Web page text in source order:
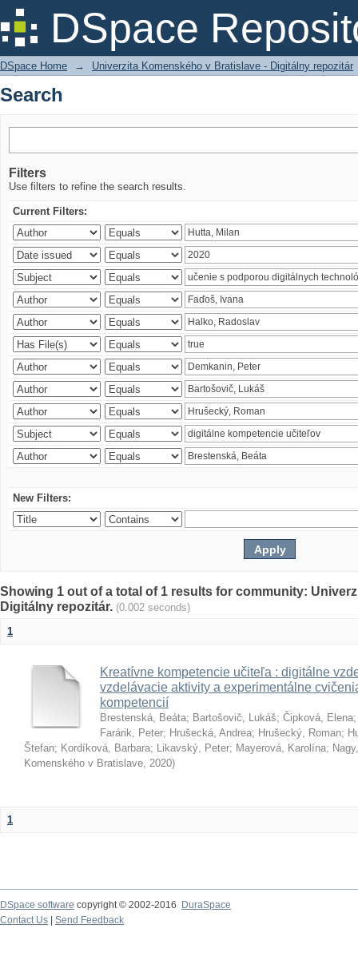
DSpace
Search
DSpace Home → Univerzita Komenského v Bratislave - Digitálny repozitár
Search
Filters
Use filters to refine the search results.
Current Filters:
New Filters:
Showing 1 out of a total of 1 results for community:
Digitálny repozitár. (0.002 seconds)
1
Kreatívne kompetencie učiteľa : digitálne
vzdelávacie aktivity a experimentálne
kompetencií
Brestenská, Beáta; Bartošovič, Lukáš; Čipková, Elena
Farárik, Peter; Hrušecká, Andrea; Hrušecký, Roman;
Štefan; Kordíková, Barbara; Likavský, Peter; Mayerová, Karolína;
Komenského v Bratislave, 2020)
1
DSpace software copyright © 2002-2016
DuraSpace
Contact Us
Send Feedback